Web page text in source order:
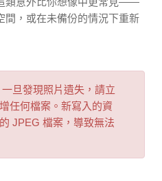
間，或在未備份的情況下重新
一旦發現照片遺失，請立
任何檔案。新寫入的資
JPEG 檔案，導致無法